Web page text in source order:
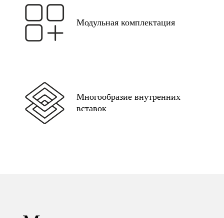
Модульная комплектация
Многообразие внутренних
вставок